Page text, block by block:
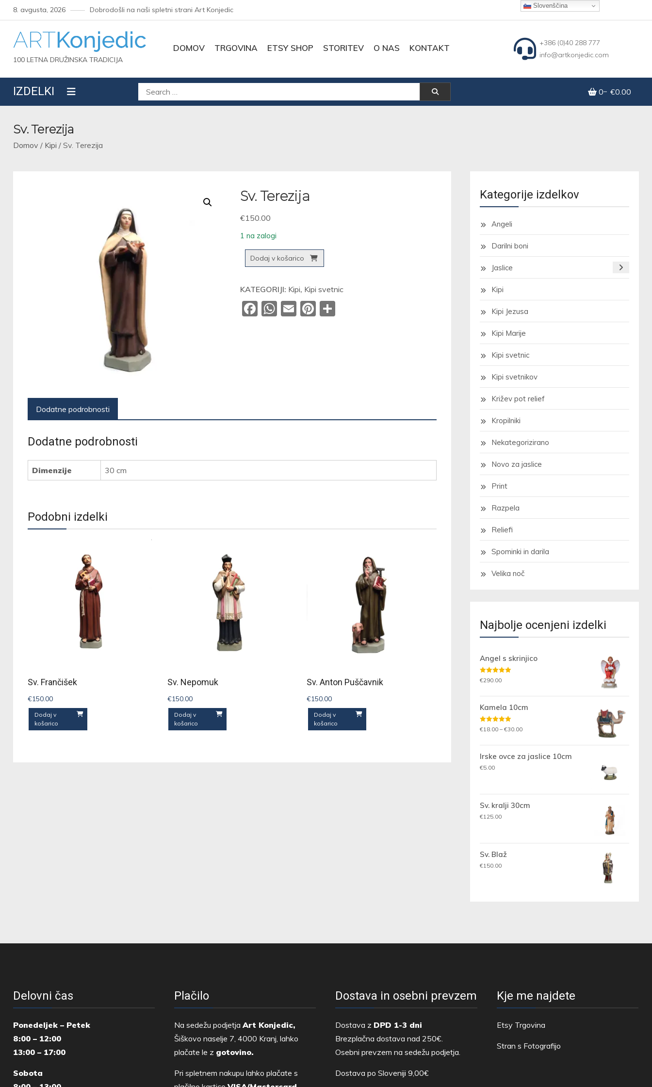
Skip
to
content
8. avgusta, 2026 Dobrodošli na naši spletni strani Art Konjedic
100 LETNA DRUŽINSKA TRADICIJA
DOMOV TRGOVINA ETSY SHOP STORITEV O NAS KONTAKT
+386 (0)40 288 777
info@artkonjedic.com
IZDELKI Išči: 0 €0.00
Sv. Terezija
Domov / Kipi / Sv. Terezija
Sv. Terezija
€150.00
1 na zalogi
Terezija
Dodaj v košarico
KATEGORIJI: Kipi, Kipi svetnic
Facebook
WhatsApp
EmailPinterest
Dodatne podrobnosti
Dodatne podrobnosti
Dimenzije 30 cm
Podobni izdelki
Sv. Frančišek
€150.00
Dodaj v
košarico
Sv. Nepomuk
€150.00
Dodaj v
košarico
Sv. Anton Puščavnik
€150.00
Dodaj v
košarico
Kategorije izdelkov
Angeli
Darilni boni
Jaslice
Kipi
Kipi Jezusa
Kipi Marije
Kipi svetnic
Kipi svetnikov
Križev pot relief
Kropilniki
Nekategorizirano
Novo za jaslice
Print
Razpela
Reliefi
Spominki in darila
Velika noč
Najbolje ocenjeni izdelki
Angel s skrinjico
Ocenjeno
5.00 od 5
€290.00
Kamela 10cm
Ocenjeno
5.00od 5
€18.00 – €30.00Cenovni
€18.00
Irske ovce za jaslice 10cm
€5.00
Sv. kralji 30cm
€125.00
Sv. Blaž
€150.00
Delovni čas
Ponedeljek – Petek
8:00 – 12:00
13:00 – 17:00
Sobota
Plačilo
Na sedežu podjetjaArt Konjedic,
Šiškovo naselje 7, 4000 Kranj, lahko
plačate le z gotovino.
Pri spletnem nakupu lahko plačate s
Dostava in osebni prevzem
Dostava z DPD 1-3 dni
Brezplačna dostava nad 250€.
Osebni prevzem na sedežu podjetja.
Dostava po Sloveniji 9,00€
Kje me najdete
Etsy Trgovina
Stran s Fotografijo
Slovenščina